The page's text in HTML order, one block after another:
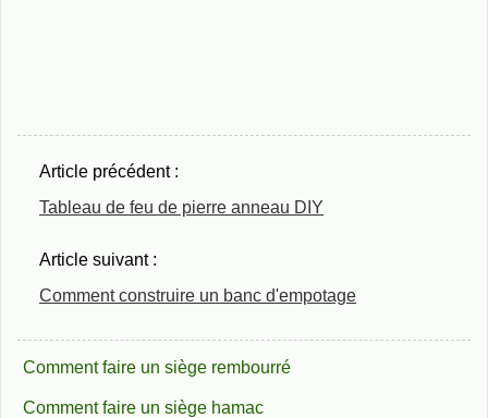
Article précédent :
Tableau de feu de pierre anneau DIY
Article suivant :
Comment construire un banc d'empotage
Comment faire un siège rembourré
Comment faire un siège hamac